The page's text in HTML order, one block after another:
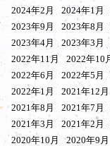
2024年2月
2024年1月
2023年9月
2023年8月
2023年4月
2023年3月
2022年11月
2022年10
2022年6月
2022年5月
2022年1月
2021年12月
2021年8月
2021年7月
2021年3月
2021年2月
2020年10月
2020年9月